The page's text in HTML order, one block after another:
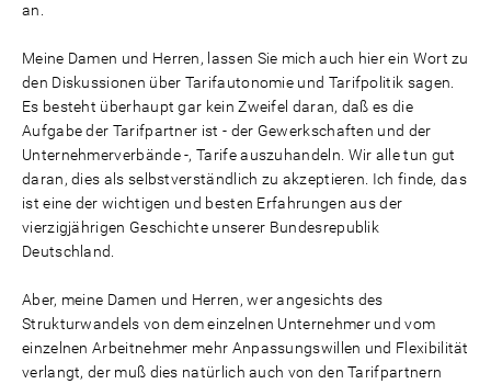
an.
Meine Damen und Herren, lassen Sie mich auch hier ein Wort zu
den Diskussionen über Tarifautonomie und Tarifpolitik sagen.
Es besteht überhaupt gar kein Zweifel daran, daß es die
Aufgabe der Tarifpartner ist - der Gewerkschaften und der
Unternehmerverbände -, Tarife auszuhandeln. Wir alle tun gut
daran, dies als selbstverständlich zu akzeptieren. Ich finde, das
ist eine der wichtigen und besten Erfahrungen aus der
vierzigjährigen Geschichte unserer Bundesrepublik
Deutschland.
Aber, meine Damen und Herren, wer angesichts des
Strukturwandels von dem einzelnen Unternehmer und vom
einzelnen Arbeitnehmer mehr Anpassungswillen und Flexibilität
verlangt, der muß dies natürlich auch von den Tarifpartnern